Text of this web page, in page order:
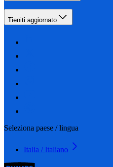
Tieniti aggiornato
Seleziona paese / lingua
Italia / Italiano